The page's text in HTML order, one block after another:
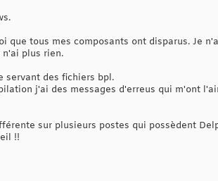
que tous mes composants ont disparus. Je
n'ai plus rien.
servant des fichiers bpl.
j'ai des messages d'erreus qui m'ont
sur plusieurs postes qui possèdent
!!